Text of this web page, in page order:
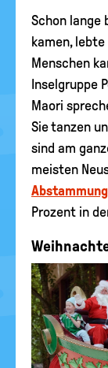
Schon lange
kamen,
Menschen
Inselgruppe
Maori
Sie tanzen
sind am
meisten
Abstammung
Prozent in